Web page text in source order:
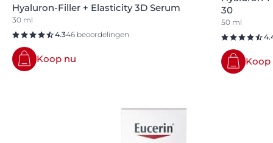
Hyaluron-Filler + Elasticity 3D Serum
30 ml
4.346 beoordelingen
Koop nu
30
50 ml
Koop